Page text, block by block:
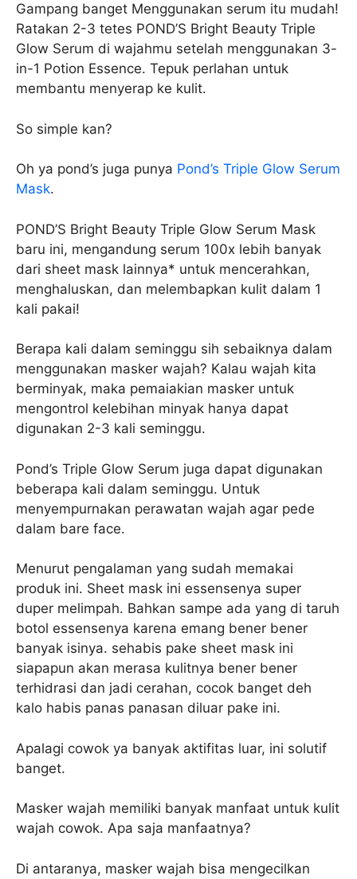
Gampang banget Menggunakan serum itu mudah!
Ratakan 2-3 tetes POND’S Bright Beauty Triple
Glow Serum di wajahmu setelah menggunakan 3-
in-1 Potion Essence. Tepuk perlahan untuk
membantu menyerap ke kulit.
So simple kan?
Oh ya pond’s juga punya Pond’s Triple Glow Serum
Mask.
POND’S Bright Beauty Triple Glow Serum Mask
baru ini, mengandung serum 100x lebih banyak
dari sheet mask lainnya* untuk mencerahkan,
menghaluskan, dan melembapkan kulit dalam 1
kali pakai!
Berapa kali dalam seminggu sih sebaiknya dalam
menggunakan masker wajah? Kalau wajah kita
berminyak, maka pemaiakian masker untuk
mengontrol kelebihan minyak hanya dapat
digunakan 2-3 kali seminggu.
Pond’s Triple Glow Serum juga dapat digunakan
beberapa kali dalam seminggu. Untuk
menyempurnakan perawatan wajah agar pede
dalam bare face.
Menurut pengalaman yang sudah memakai
produk ini. Sheet mask ini essensenya super
duper melimpah. Bahkan sampe ada yang di taruh
botol essensenya karena emang bener bener
banyak isinya. sehabis pake sheet mask ini
siapapun akan merasa kulitnya bener bener
terhidrasi dan jadi cerahan, cocok banget deh
kalo habis panas panasan diluar pake ini.
Apalagi cowok ya banyak aktifitas luar, ini solutif
banget.
Masker wajah memiliki banyak manfaat untuk kulit
wajah cowok. Apa saja manfaatnya?
Di antaranya, masker wajah bisa mengecilkan